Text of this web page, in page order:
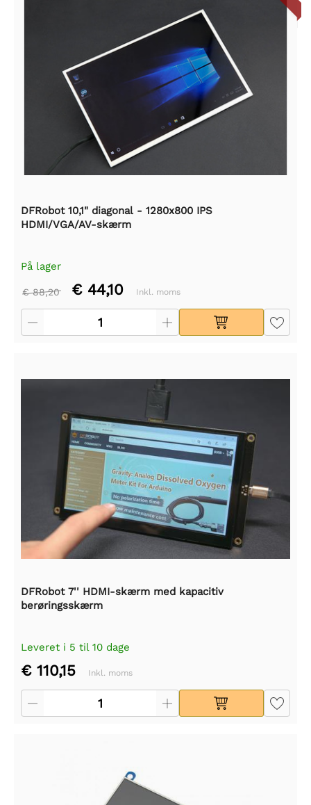
DFRobot 10,1" diagonal - 1280x800 IPS
HDMI/VGA/AV-skærm
På lager
€ 88,20 € 44,10 Inkl. moms
DFRobot 7'' HDMI-skærm med kapacitiv
berøringsskærm
Leveret i 5 til 10 dage
€ 110,15 Inkl. moms